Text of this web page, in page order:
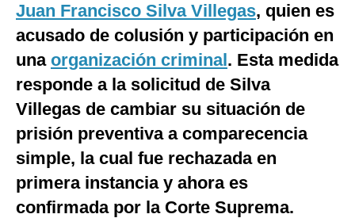
Internacional
Club del Suscriptor
Mix
G de Gestión
Notas Contratadas
Podcast
Juan Francisco Silva Villegas, quien es
acusado de colusión y participación en
una organización criminal. Esta medida
responde a la solicitud de Silva
Villegas de cambiar su situación de
prisión preventiva a comparecencia
simple, la cual fue rechazada en
primera instancia y ahora es
confirmada por la Corte Suprema.